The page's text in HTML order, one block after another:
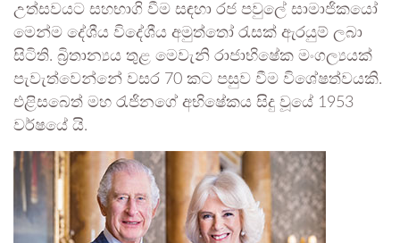
උත්සවයට සහභාගි වීම සඳහා රජ පවුලේ සාමාජිකයෝ
මෙන්ම දේශීය විදේශීය අමුත්තෝ රැසක් ඇරයුම් ලබා
සිටිති. බ්‍රිතාන්‍යය තුළ මෙවැනි රාජාභිෂේක මංගල්‍යයක්
පැවැත්වෙන්නේ වසර 70 කට පසුව වීම විශේෂත්වයකි.
එළිසබෙත් මහ රැජිනගේ අභිෂේකය සිදු වූයේ 1953
වර්ෂයේ යි.